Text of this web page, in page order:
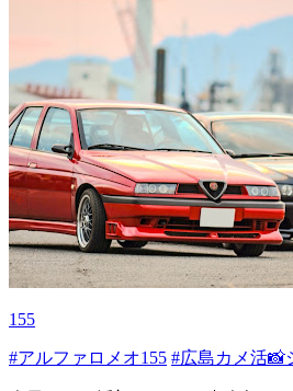
155
#アルファロメオ155 #広島カメ活📸